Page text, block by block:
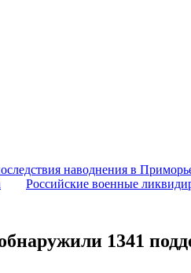
наводнения в
Российские военные
1341